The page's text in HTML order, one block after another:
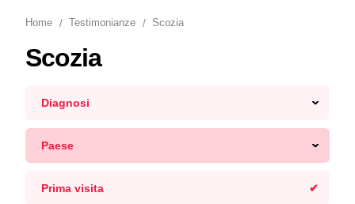
Home Testimonianze Scozia
Scozia
Diagnosi
Paese
Prima visita